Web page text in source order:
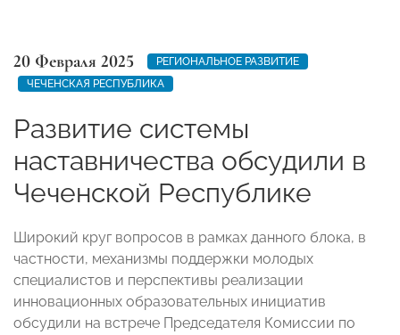
20 Февраля 2025
РЕГИОНАЛЬНОЕ РАЗВИТИЕ
ЧЕЧЕНСКАЯ РЕСПУБЛИКА
Развитие системы
наставничества обсудили в
Чеченской Республике
Широкий круг вопросов в рамках данного блока, в
частности, механизмы поддержки молодых
специалистов и перспективы реализации
инновационных образовательных инициатив
обсудили на встрече Председателя Комиссии по